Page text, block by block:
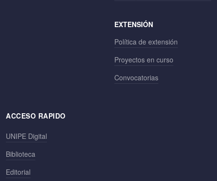
EXTENSIÓN
Política de extensión
Proyectos en curso
Convocatorias
ACCESO RAPIDO
UNIPE Digital
Biblioteca
Editorial